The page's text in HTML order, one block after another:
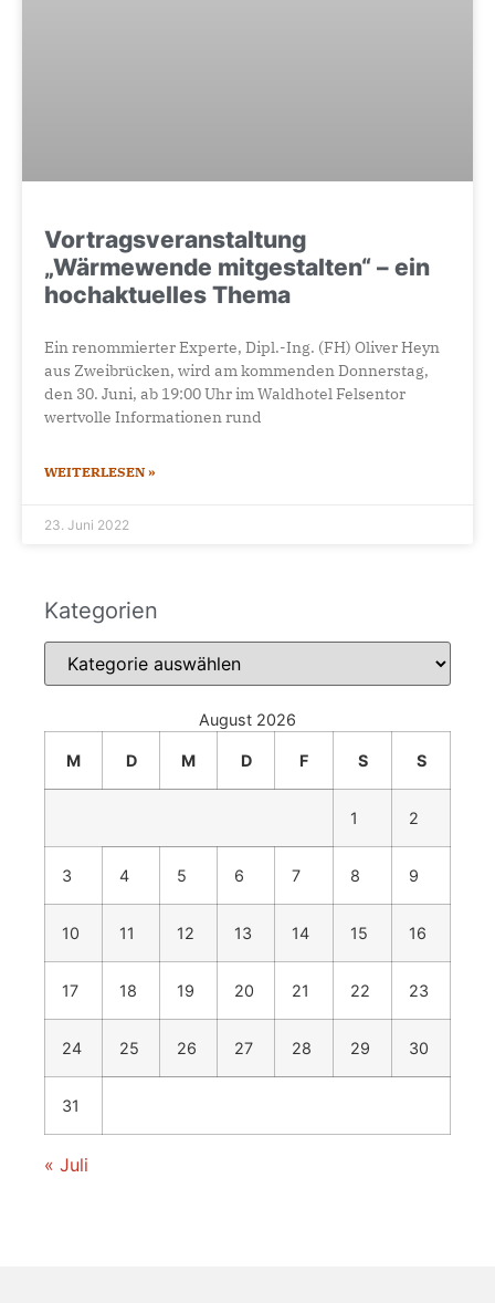
Vortragsveranstaltung
„Wärmewende mitgestalten“ – ein
hochaktuelles Thema
Ein renommierter Experte, Dipl.-Ing. (FH) Oliver Heyn
aus Zweibrücken, wird am kommenden Donnerstag,
den 30. Juni, ab 19:00 Uhr im Waldhotel Felsentor
wertvolle Informationen rund
WEITERLESEN »
23. Juni 2022
Kategorien
August 2026
M D M D F S S
1 2
3 4 5 6 7 8 9
10 11 12 13 14 15 16
17 18 19 20 21 22 23
24 25 26 27 28 29 30
31
« Juli